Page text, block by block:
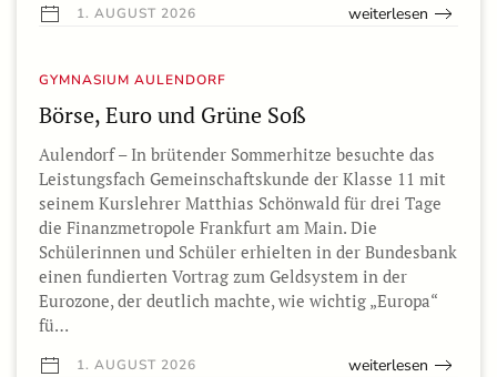
1. AUGUST 2026 weiterlesen
GYMNASIUM AULENDORF
Börse, Euro und Grüne Soß
Aulendorf – In brütender Sommerhitze besuchte das
Leistungsfach Gemeinschaftskunde der Klasse 11 mit
seinem Kurslehrer Matthias Schönwald für drei Tage
die Finanzmetropole Frankfurt am Main. Die
Schülerinnen und Schüler erhielten in der Bundesbank
einen fundierten Vortrag zum Geldsystem in der
Eurozone, der deutlich machte, wie wichtig „Europa“
fü…
1. AUGUST 2026 weiterlesen